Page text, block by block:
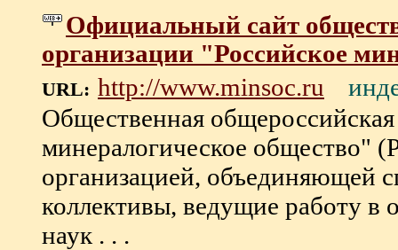
Официальный сайт
организации "Российское
URL: http://www.minsoc.ru
Общественная
минералогическое общество"
организацией, объединяющей
коллективы, ведущиe работу в
наук . . .